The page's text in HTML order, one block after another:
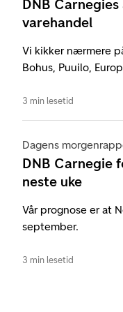
DNB
varehandel
Vi kikker nærmere
Bohus, Puuilo,
3 min lesetid
Dagens
DNB Carnegie
neste uke
Vår prognose er at
september.
3 min lesetid